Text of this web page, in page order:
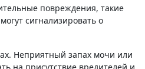
повреждения, такие
сигнализировать о
Неприятный запах мочи или